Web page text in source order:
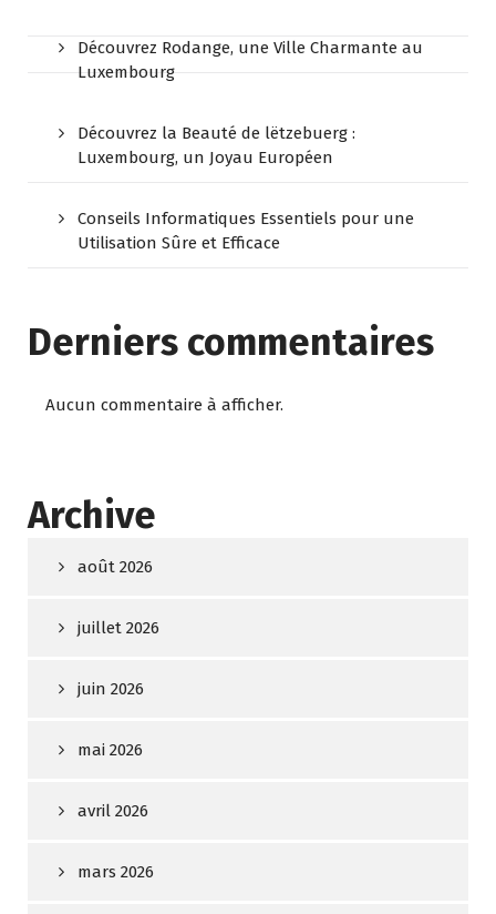
Découvrez Rodange, une Ville Charmante au
Luxembourg
Découvrez la Beauté de lëtzebuerg :
Luxembourg, un Joyau Européen
Conseils Informatiques Essentiels pour une
Utilisation Sûre et Efficace
Derniers commentaires
Aucun commentaire à afficher.
Archive
août 2026
juillet 2026
juin 2026
mai 2026
avril 2026
mars 2026